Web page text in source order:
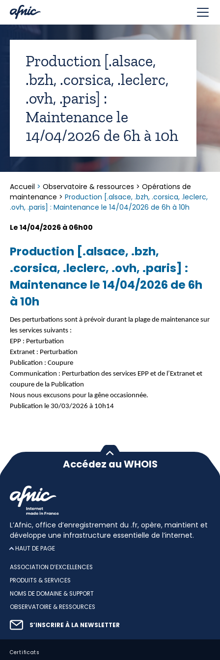
Production [.alsace,
.bzh, .corsica, .leclerc,
.ovh, .paris] :
Maintenance le
14/04/2026 de 6h à 10h
Accueil > Observatoire & ressources > Opérations de
maintenance > Production [.alsace, .bzh, .corsica, .leclerc,
.ovh, .paris] : Maintenance le 14/04/2026 de 6h à 10h
Le 14/04/2026 à 06h00
Production [.alsace, .bzh,
.corsica, .leclerc, .ovh, .paris] :
Maintenance le 14/04/2026 de 6h
à 10h
Des perturbations sont à prévoir durant la plage de maintenance sur
les services suivants :
EPP : Perturbation
Extranet : Perturbation
Publication : Coupure
Communication : Perturbation des services EPP et de l’Extranet et
coupure de la Publication
Nous nous excusons pour la gêne occasionnée.
Publication le 30/03/2026 à 10h14
Accédez au WHOIS
L’Afnic, office d’enregistrement du .fr, opère, maintient et
développe une infrastructure essentielle de l’internet.
HAUT DE PAGE
ASSOCIATION D’EXCELLENCES
PRODUITS & SERVICES
NOMS DE DOMAINE & SUPPORT
OBSERVATOIRE & RESSOURCES
S’INSCRIRE À LA NEWSLETTER
Certificats
Panneau de gestion des cookies